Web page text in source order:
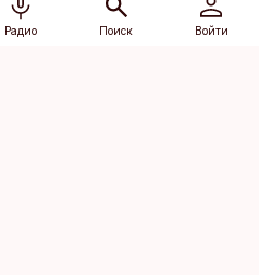
Радио Поиск Войти